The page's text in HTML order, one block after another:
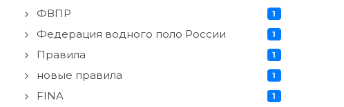
ФВПР 1
Федерация водного поло России 1
Правила 1
новые правила 1
FINA 1